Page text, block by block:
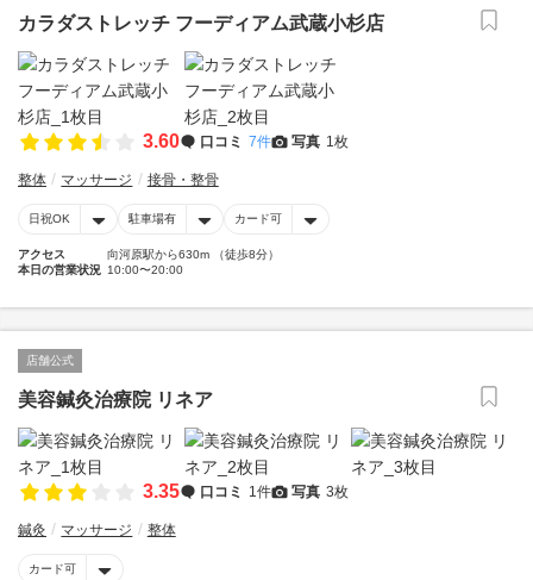
カラダストレッチ フーディアム武蔵小杉店
3.60 口コミ 7件 写真 1枚
整体 マッサージ 接骨・整骨
日祝OK 駐車場有 カード可
アクセス
向河原駅から630m （徒歩8分）
本日の営業状況 10:00〜20:00
店舗公式
美容鍼灸治療院 リネア
3.35 口コミ 1件 写真 3枚
鍼灸 マッサージ 整体
カード可